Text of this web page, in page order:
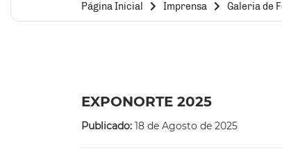
Página Inicial Imprensa Galeria de
EXPONORTE 2025
Publicado: 18 de Agosto de 2025